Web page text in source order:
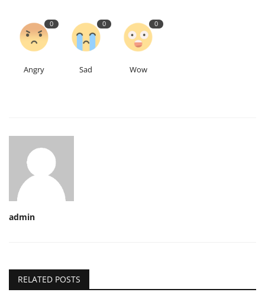
0
Angry
0
Sad
0
Wow
admin
RELATED POSTS